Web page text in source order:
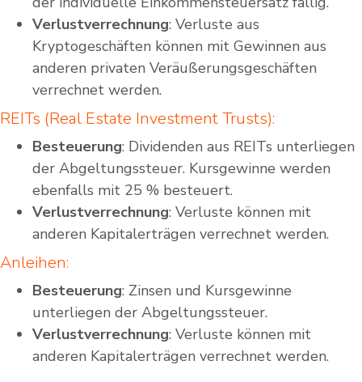
Verlustverrechnung: Verluste aus
Kryptogeschäften können mit Gewinnen aus
anderen privaten Veräußerungsgeschäften
verrechnet werden.
REITs (Real Estate Investment Trusts):
Besteuerung: Dividenden aus REITs unterliegen
der Abgeltungssteuer. Kursgewinne werden
ebenfalls mit 25 % besteuert.
Verlustverrechnung: Verluste können mit
anderen Kapitalerträgen verrechnet werden.
Anleihen:
Besteuerung: Zinsen und Kursgewinne
unterliegen der Abgeltungssteuer.
Verlustverrechnung: Verluste können mit
anderen Kapitalerträgen verrechnet werden.